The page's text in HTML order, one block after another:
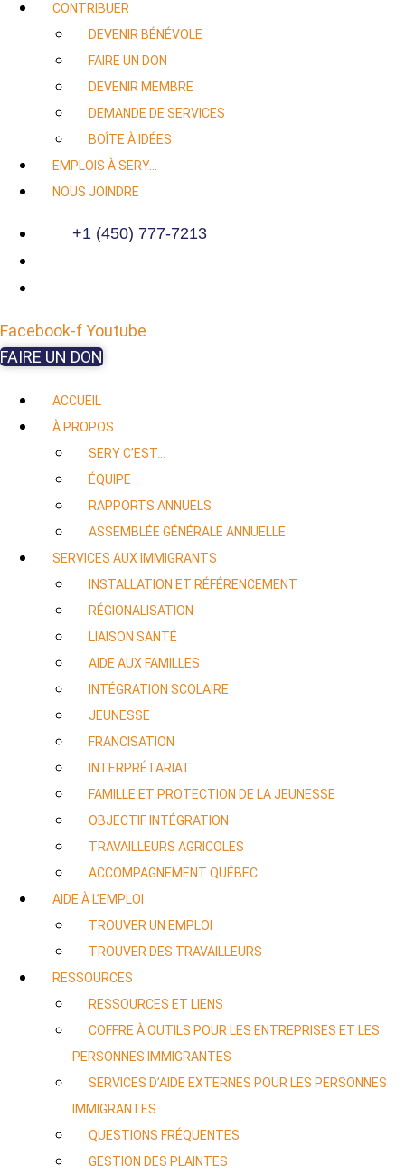
CONTRIBUER
DEVENIR BÉNÉVOLE
FAIRE UN DON
DEVENIR MEMBRE
DEMANDE DE SERVICES
BOÎTE À IDÉES
EMPLOIS À SERY…
NOUS JOINDRE
+1 (450) 777-7213
Facebook-fYoutube
FAIRE UN DON
ACCUEIL
À PROPOS
SERY C’EST…
ÉQUIPE
RAPPORTS ANNUELS
ASSEMBLÉE GÉNÉRALE ANNUELLE
SERVICES AUX IMMIGRANTS
INSTALLATION ET RÉFÉRENCEMENT
RÉGIONALISATION
LIAISON SANTÉ
AIDE AUX FAMILLES
INTÉGRATION SCOLAIRE
JEUNESSE
FRANCISATION
INTERPRÉTARIAT
FAMILLE ET PROTECTION DE LA JEUNESSE
OBJECTIF INTÉGRATION
TRAVAILLEURS AGRICOLES
ACCOMPAGNEMENT QUÉBEC
AIDE À L’EMPLOI
TROUVER UN EMPLOI
TROUVER DES TRAVAILLEURS
RESSOURCES
RESSOURCES ET LIENS
COFFRE À OUTILS POUR LES ENTREPRISES ET LES
PERSONNES IMMIGRANTES
SERVICES D’AIDE EXTERNES POUR LES PERSONNES
IMMIGRANTES
QUESTIONS FRÉQUENTES
GESTION DES PLAINTES